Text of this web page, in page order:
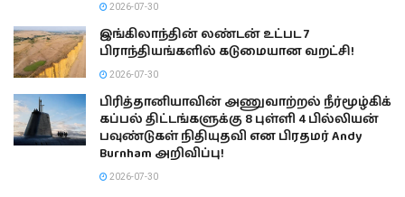
2026-07-30
இங்கிலாந்தின் லண்டன் உட்பட 7
பிராந்தியங்களில் கடுமையான வறட்சி!
2026-07-30
பிரித்தானியாவின் அணுவாற்றல் நீர்மூழ்கிக்
கப்பல் திட்டங்களுக்கு 8 புள்ளி 4 பில்லியன்
பவுண்டுகள் நிதியுதவி என பிரதமர் Andy
Burnham அறிவிப்பு!
2026-07-30